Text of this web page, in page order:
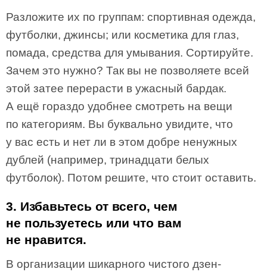
Разложите их по группам: спортивная одежда,
футболки, джинсы; или косметика для глаз,
помада, средства для умывания. Сортируйте.
Зачем это нужно? Так вы не позволяете всей
этой затее перерасти в ужасный бардак.
А ещё гораздо удобнее смотреть на вещи
по категориям. Вы буквально увидите, что
у вас есть и нет ли в этом добре ненужных
дублей (например, тринадцати белых
футболок). Потом решите, что стоит оставить.
3. Избавьтесь от всего, чем
не пользуетесь или что вам
не нравится.
В организации шикарного чистого дзен-